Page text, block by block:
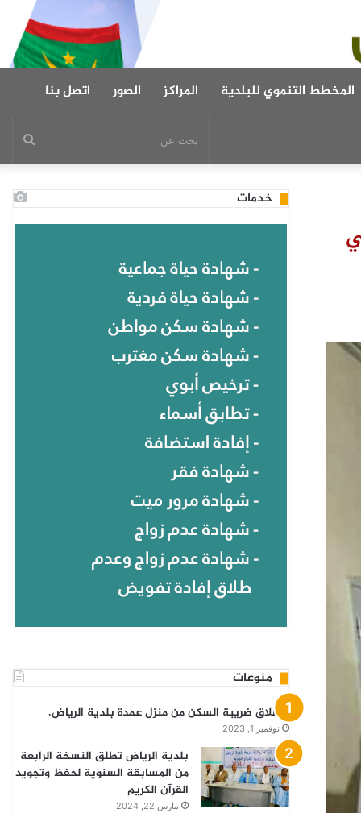
المخطط التنموي للبلدية المراكز الصور اتصل بنا
بحث
عن
خدمات
منوعات
انطلاق ضريبة السكن من منزل عمدة بلدية الرياض.
نوفمبر 1, 2023
بلدية الرياض تطلق النسخة الرابعة
من المسابقة السنوية لحفظ وتجويد
القرآن الكريم
مارس 22, 2024